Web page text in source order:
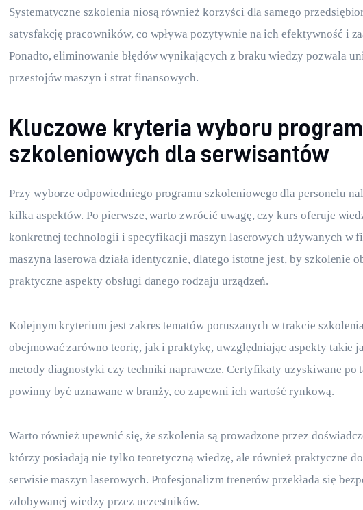
Systematyczne szkolenia niosą również korzyści dla samego
satysfakcję pracowników, co wpływa pozytywnie na ich efektywność i
Ponadto, eliminowanie błędów wynikających z braku wiedzy pozwala
przestojów maszyn i strat finansowych.
Kluczowe kryteria wyboru
szkoleniowych dla serwisantów
Przy wyborze odpowiedniego programu szkoleniowego dla personelu
kilka aspektów. Po pierwsze, warto zwrócić uwagę, czy kurs oferuje
konkretnej technologii i specyfikacji maszyn laserowych używanych w
maszyna laserowa działa identycznie, dlatego istotne jest, by szkolenie
praktyczne aspekty obsługi danego rodzaju urządzeń.
Kolejnym kryterium jest zakres tematów poruszanych w trakcie
obejmować zarówno teorię, jak i praktykę, uwzględniając aspekty takie
metody diagnostyki czy techniki naprawcze. Certyfikaty uzyskiwane po
powinny być uznawane w branży, co zapewni ich wartość rynkową.
Warto również upewnić się, że szkolenia są prowadzone przez
którzy posiadają nie tylko teoretyczną wiedzę, ale również praktyczne
serwisie maszyn laserowych. Profesjonalizm trenerów przekłada się
zdobywanej wiedzy przez uczestników.